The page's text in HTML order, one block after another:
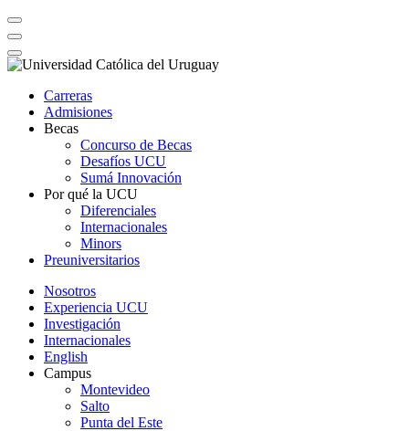
Carreras
Admisiones
Becas
Concurso de Becas
Desafíos UCU
Sumá Innovación
Por qué la UCU
Diferenciales
Internacionales
Minors
Preuniversitarios
Nosotros
Experiencia UCU
Investigación
Internacionales
English
Campus
Montevideo
Salto
Punta del Este